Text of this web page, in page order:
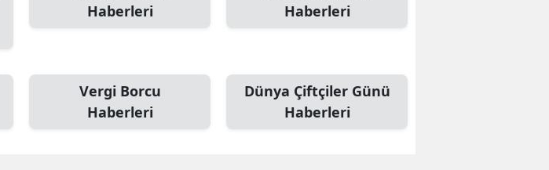
Haberleri
Haberleri
Vergi Borcu
Haberleri
Dünya Çiftçiler Günü
Haberleri